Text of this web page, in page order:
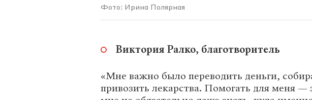
Фото: Ирина Полярная
Виктория Ралко, благотворитель
«Мне важно было переводить деньги,
привозить лекарства. Помогать для меня —